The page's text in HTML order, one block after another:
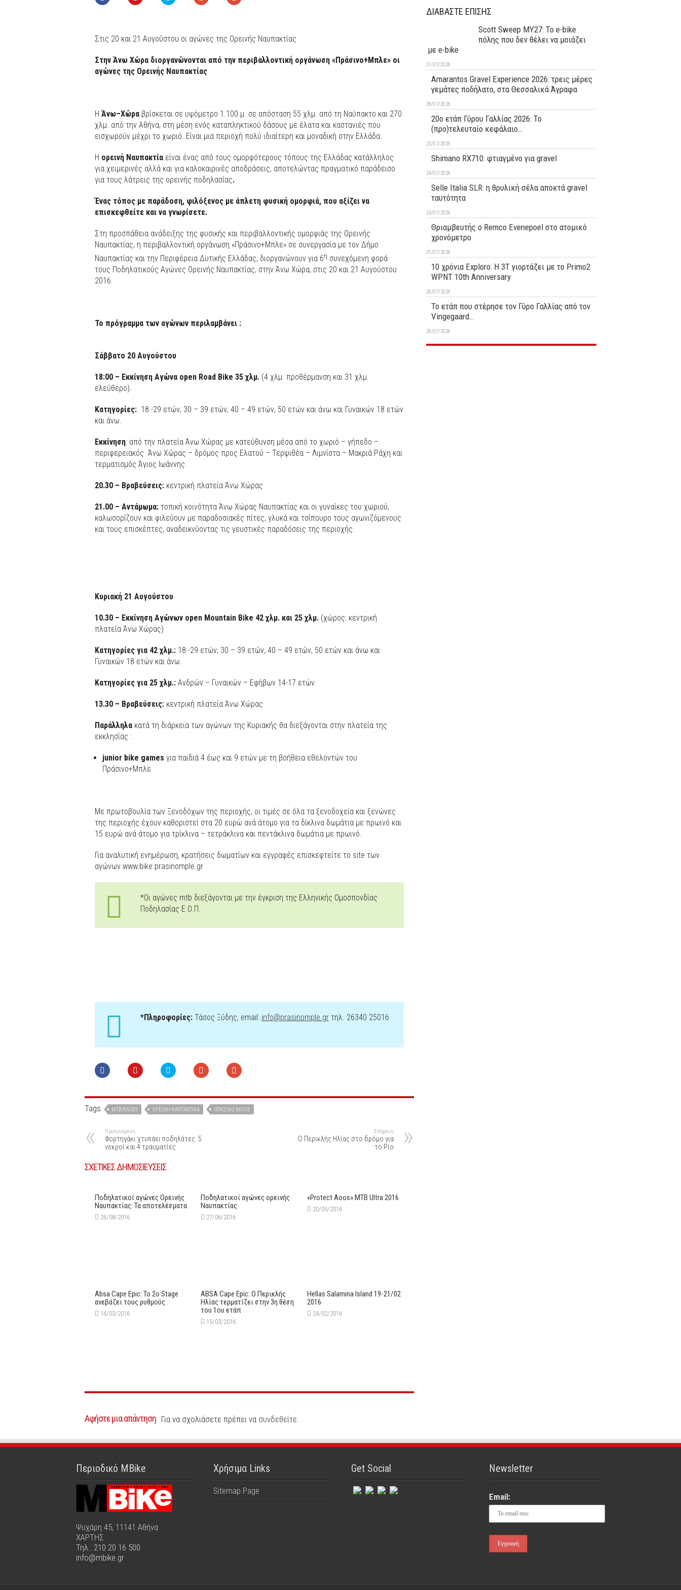
Στις 20 και 21 Αυγούστου οι αγώνες της Ορεινής Ναυπακτίας
Στην Άνω Χώρα διοργανώνονται από την περιβαλλοντική οργάνωση «Πράσινο+Μπλε» οι
αγώνες της Ορεινής Ναυπακτίας
Η Άνω–Χώρα βρίσκεται σε υψόμετρο 1.100 μ. σε απόσταση 55 χλμ. από τη Ναύπακτο και 270
χλμ. από την Αθήνα, στη μέση ενός καταπληκτικού δάσους με έλατα και καστανιές που
εισχωρούν μέχρι το χωριό. Είναι μια περιοχή πολύ ιδιαίτερη και μοναδική στην Ελλάδα.
Η ορεινή Ναυπακτία είναι ένας από τους ομορφότερους τόπους της Ελλάδας κατάλληλος
για χειμερινές αλλά και για καλοκαιρινές αποδράσεις, αποτελώντας πραγματικό παράδεισο
για τους λάτρεις της ορεινής ποδηλασίας.
Ένας τόπος με παράδοση, φιλόξενος με άπλετη φυσική ομορφιά, που αξίζει να
επισκεφθείτε και να γνωρίσετε.
Στη προσπάθεια ανάδειξης της φυσικής και περιβαλλοντικής ομορφιάς της Ορεινής
Ναυπακτίας, η περιβαλλοντική οργάνωση «Πράσινο+Μπλε» σε συνεργασία με τον Δήμο
Ναυπακτίας και την Περιφέρεια Δυτικής Ελλάδας, διοργανώνουν για 6η συνεχόμενη φορά
τους Ποδηλατικούς Αγώνες Ορεινής Ναυπακτίας, στην Άνω Χώρα, στις 20 και 21 Αυγούστου
2016.
Το πρόγραμμα των αγώνων περιλαμβάνει :
Σάββατο 20 Αυγούστου
18:00 – Εκκίνηση Αγώνα open Road Bike 35 χλμ. (4 χλμ. προθέρμανση και 31 χλμ.
ελεύθερο).
Κατηγορίες: 18 -29 ετών, 30 – 39 ετών, 40 – 49 ετών, 50 ετών και άνω και Γυναικών 18 ετών
και άνω.
Εκκίνηση: από την πλατεία Άνω Χώρας με κατεύθυνση μέσα από το χωριό – γήπεδο –
περιφερειακός Άνω Χώρας – δρόμος προς Ελατού – Τερψιθέα – Λιμνίστα – Μακριά Ράχη και
τερματισμός Άγιος Ιωάννης.
20.30 – Βραβεύσεις: κεντρική πλατεία Άνω Χώρας
21.00 – Αντάμωμα: τοπική κοινότητα Άνω Χώρας Ναυπακτίας και οι γυναίκες του χωριού,
καλωσορίζουν και φιλεύουν με παραδοσιακές πίτες, γλυκά και τσίπουρο τους αγωνιζόμενους
και τους επισκέπτες, αναδεικνύοντας τις γευστικές παραδόσεις της περιοχής.
Κυριακή 21 Αυγούστου
10.30 – Εκκίνηση Αγώνων open Mountain Bike 42 χλμ. και 25 χλμ. (χώρος: κεντρική
πλατεία Άνω Χώρας)
Κατηγορίες για 42 χλμ.: 18 -29 ετών, 30 – 39 ετών, 40 – 49 ετών, 50 ετών και άνω και
Γυναικών 18 ετών και άνω.
Κατηγορίες για 25 χλμ.: Ανδρών – Γυναικών – Εφήβων 14-17 ετών
13.30 – Βραβεύσεις: κεντρική πλατεία Άνω Χώρας
Παράλληλα κατά τη διάρκεια των αγώνων της Κυριακής θα διεξάγονται στην πλατεία της
εκκλησίας :
junior bike games για παιδιά 4 έως και 9 ετών με τη βοήθεια εθελοντών του
Πράσινο+Μπλε
Με πρωτοβουλία των Ξενοδόχων της περιοχής, οι τιμές σε όλα τα ξενοδοχεία και ξενώνες
της περιοχής έχουν καθοριστεί στα 20 ευρώ ανά άτομο για τα δίκλινα δωμάτια με πρωινό και
15 ευρώ ανά άτομο για τρίκλινα – τετράκλινα και πεντάκλινα δωμάτια με πρωινό.
Για αναλυτική ενημέρωση, κρατήσεις δωματίων και εγγραφές επισκεφτείτε το site των
αγώνων www.bike.prasinomple.gr
*Οι αγώνες mtb διεξάγονται με την έγκριση της Ελληνικής Ομοσπονδίας
Ποδηλασίας Ε.Ο.Π.
*Πληροφορίες: Τάσος Ξύδης, email: info@prasinomple.gr τηλ. 26340 25016
Tags MTB RACES ΟΡΕΙΝΉ ΝΑΥΠΑΚΤΊΚΑ ΠΡΆΣΙΝΟ ΜΠΛΕ
Προηγούμενη
Φορτηγάκι χτυπάει ποδηλάτες. 5
νεκροί και 4 τραυματίες
Επόμενη
O Περικλής Ηλίας στο δρόμο για
το Ρίο
ΣΧΕΤΙΚΕΣ ΔΗΜΟΣΙΕΥΣΕΙΣ
Ποδηλατικοί αγώνες Ορεινής
Ναυπακτίας: Τα αποτελέσματα
26/08/2016
Ποδηλατικοί αγώνες ορεινής
Ναυπακτίας
27/06/2016
«Protect Aoos» MTB Ultra 2016
20/05/2016
Absa Cape Epic: Το 2ο Stage
ανεβάζει τους ρυθμούς
16/03/2016
ABSA Cape Epic: Ο Περικλής
Ηλίας τερματίζει στην 3η θέση
του 1ου ετάπ
15/03/2016
Hellas Salamina Island 19-21/02
2016
24/02/2016
Αφήστε μια απάντηση Για να σχολιάσετε πρέπει να συνδεθείτε
ΔΙΑΒΑΣΤΕ ΕΠΙΣΗΣ
Scott Sweep MY27: Το e-bike
πόλης που δεν θέλει να μοιάζει
με e-bike
31/07/2026
Amarantos Gravel Experience 2026: τρεις μέρες
γεμάτες ποδήλατο, στα Θεσσαλικά Άγραφα
28/07/2026
20ο ετάπ Γύρου Γαλλίας 2026: Το
(προ)τελευταίο κεφάλαιο…
25/07/2026
Shimano RX710: φτιαγμένο για gravel
24/07/2026
Selle Italia SLR: η θρυλική σέλα αποκτά gravel
ταυτότητα
23/07/2026
Θριαμβευτής ο Remco Evenepoel στο ατομικό
χρονόμετρο
21/07/2026
10 χρόνια Exploro: Η 3T γιορτάζει με το Primo2
WPNT 10th Anniversary
20/07/2026
Το ετάπ που στέρησε τον Γύρο Γαλλίας από τον
Vingegaard…
20/07/2026
Περιοδικό MBike
Ψυχάρη 45, 11141 Αθήνα
ΧΑΡΤΗΣ
Τηλ.: 210 20 16 500
info@mbike.gr
Χρήσιμα Links
Sitemap Page
Get Social Newsletter
Email: